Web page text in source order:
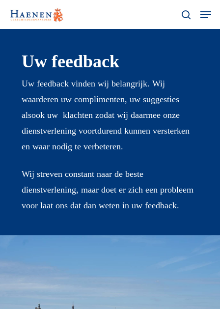
Skip
content
search
Menu
Uw feedback
Uw feedback vinden wij belangrijk. Wij
waarderen uw complimenten, uw suggesties
alsook uw klachten zodat wij daarmee onze
dienstverlening voortdurend kunnen versterken
en waar nodig te verbeteren.
Wij streven constant naar de beste
dienstverlening, maar doet er zich een probleem
voor laat ons dat dan weten in uw feedback.